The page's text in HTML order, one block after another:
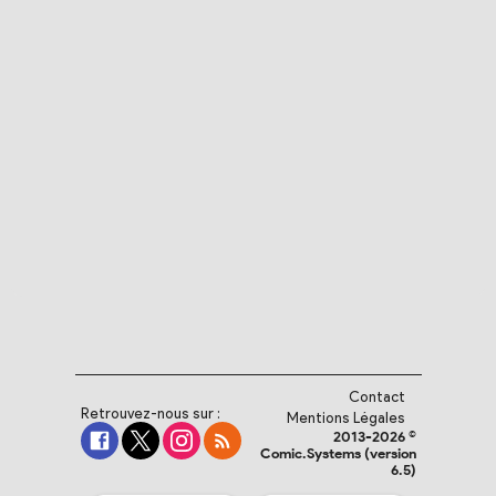
Retrouvez-nous sur :
Contact
Mentions Légales
2013-2026 ©
Comic.Systems (version
6.5)